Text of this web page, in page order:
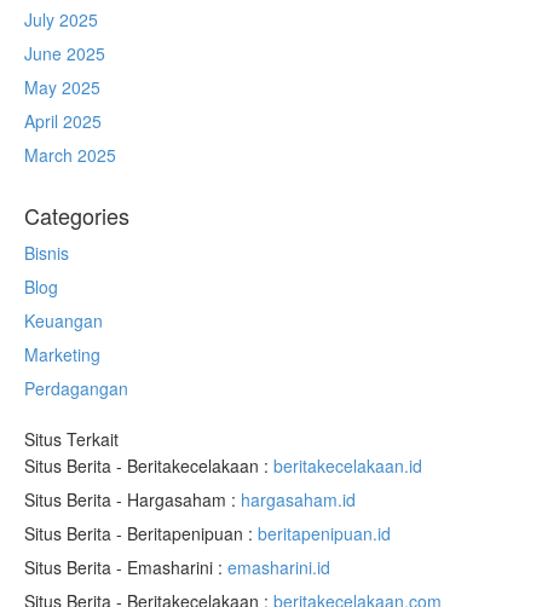
July 2025
June 2025
May 2025
April 2025
March 2025
Categories
Bisnis
Blog
Keuangan
Marketing
Perdagangan
Situs Terkait
Situs Berita - Beritakecelakaan : beritakecelakaan.id
Situs Berita - Hargasaham : hargasaham.id
Situs Berita - Beritapenipuan : beritapenipuan.id
Situs Berita - Emasharini : emasharini.id
Situs Berita - Beritakecelakaan : beritakecelakaan.com